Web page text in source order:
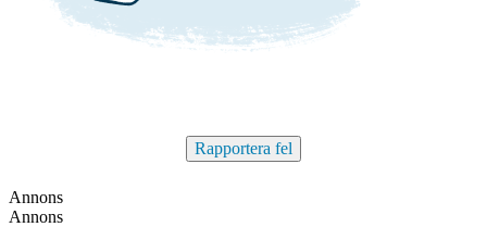
Rapportera fel
Annons
Annons